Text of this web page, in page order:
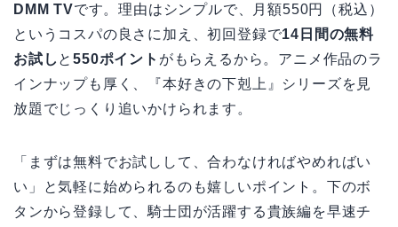
DMM TVです。理由はシンプルで、月額550円（税込）
というコスパの良さに加え、初回登録で14日間の無料
お試し と550ポイント がもらえるから。アニメ作品のラ
インナップも厚く、『本好きの下剋上』シリーズを見
放題でじっくり追いかけられます。
「まずは無料でお試しして、合わなければやめればい
い」と気軽に始められるのも嬉しいポイント。下のボ
タンから登録して、騎士団が活躍する貴族編を早速チ